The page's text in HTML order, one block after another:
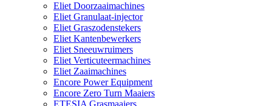
Eliet Doorzaaimachines
Eliet Granulaat-injector
Eliet Graszodenstekers
Eliet Kantenbewerkers
Eliet Sneeuwruimers
Eliet Verticuteermachines
Eliet Zaaimachines
Encore Power Equipment
Encore Zero Turn Maaiers
ETESIA Grasmaaiers